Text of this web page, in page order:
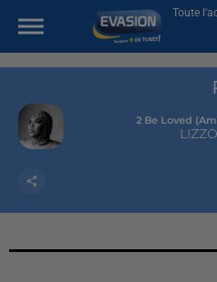
Toute
2 Be Loved
LIZZO